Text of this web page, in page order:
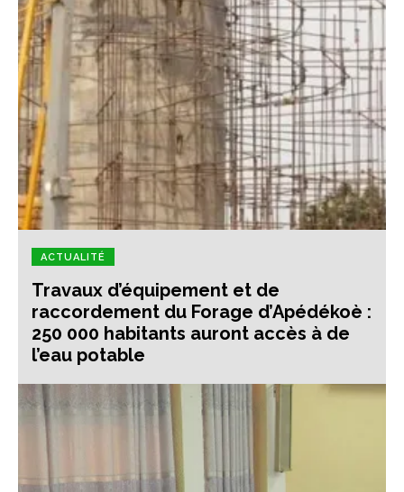
ACTUALITÉ
Travaux d’équipement et de
raccordement du Forage d’Apédékoè :
250 000 habitants auront accès à de
l’eau potable